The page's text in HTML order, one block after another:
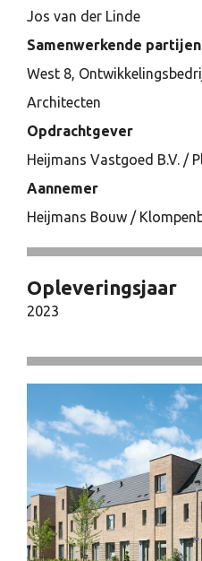
Jos van der Linde
Samenwerkende partijen
West 8,
Architecten
Opdrachtgever
Heijmans Vastgoed B.V. /
Aannemer
Heijmans Bouw /
Opleveringsjaar
2023